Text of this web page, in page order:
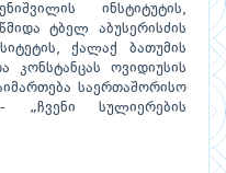
ინსტიტუტის,
ტბელ აბუსერისძის
ქალაქ ბათუმის
კონსტანცას ოვიდიუსის
საერთაშორისო
„ჩვენი სულიერების